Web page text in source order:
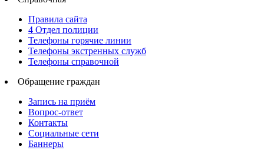
Правила сайта
4 Отдел полиции
Телефоны горячие линии
Телефоны экстренных служб
Телефоны справочной
Обращение граждан
Запись на приём
Вопрос-ответ
Контакты
Социальные сети
Баннеры